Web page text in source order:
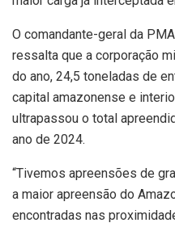
O comandante-geral da
ressalta que a corporação
do ano, 24,5 toneladas de
capital amazonense e
ultrapassou o total
ano de 2024.
“Tivemos apreensões de
a maior apreensão do
encontradas nas